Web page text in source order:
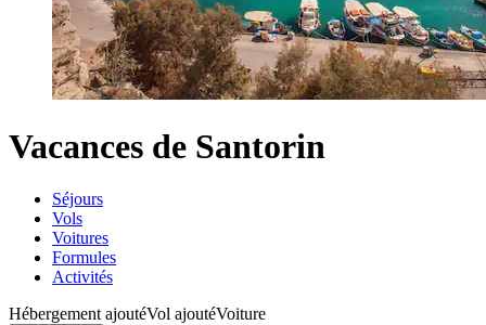
Vacances de Santorin
Séjours
Vols
Voitures
Formules
Activités
Hébergement ajoutéVol ajoutéVoiture